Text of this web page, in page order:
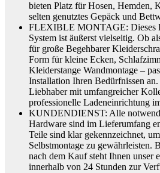
bieten Platz für Hosen, Hemden,
selten genutztes Gepäck und
FLEXIBLE MONTAGE: Dieses
System ist äußerst vielseitig. Ob
für große Begehbarer
Form für kleine Ecken,
Kleiderstange Wandmontage –
Installation Ihren Bedürfnissen
Liebhaber mit umfangreicher
professionelle Ladeneinrichtung
KUNDENDIENST: Alle
Hardware sind im Lieferumfang
Teile sind klar gekennzeichnet,
Selbstmontage zu gewährleisten.
nach dem Kauf steht Ihnen unser
innerhalb von 24 Stunden zur